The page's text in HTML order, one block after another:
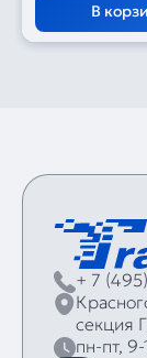
В
+ 7
секция
пн-пт, 9-